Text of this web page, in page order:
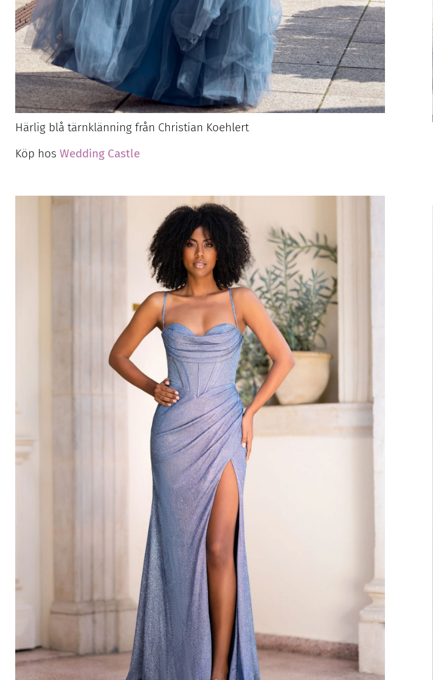
Härlig blå tärnklänning från Christian Koehlert
Köp hos Wedding Castle